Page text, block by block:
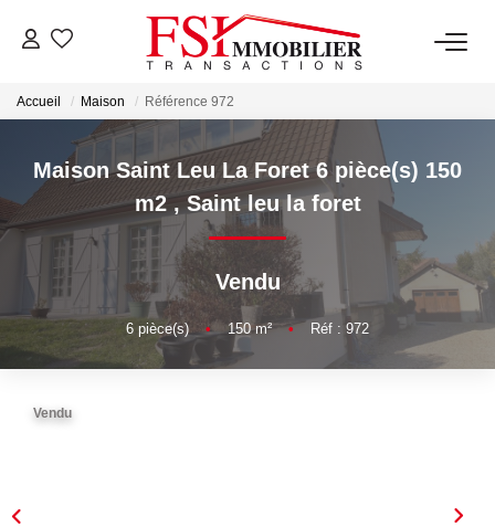
NOTRE AGENCE
Notre Équipe
VENTES
LOCATIONS
GESTION
Accueil Maison Référence 972
Maison Saint Leu La Foret 6 pièce(s) 150
m2, Saint leu la foret
Vendu
6 pièce(s) • 150m² • Réf : 972
Vendu